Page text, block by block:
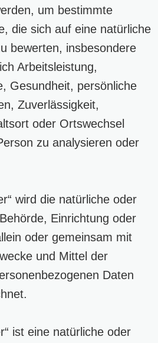
um bestimmte
die sich auf eine natürliche
bewerten, insbesondere
Arbeitsleistung,
Gesundheit, persönliche
Zuverlässigkeit,
oder Ortswechsel
zu analysieren oder
wird die natürliche oder
Einrichtung oder
oder gemeinsam mit
und Mittel der
Daten
ist eine natürliche oder